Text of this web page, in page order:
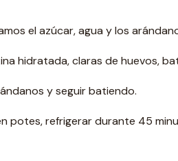
el azúcar, agua y los
hidratada, claras de huevos,
y seguir batiendo.
potes, refrigerar durante 45